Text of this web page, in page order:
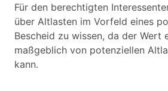
Für den berechtigten
über Altlasten im Vorfeld eines
Bescheid zu wissen, da der Wert
maßgeblich von potenziellen
kann.